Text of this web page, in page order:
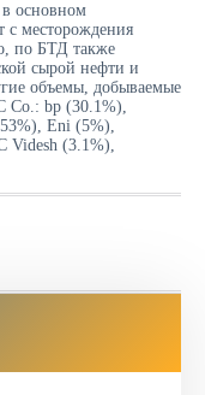
основном
с месторождения
по БТД также
сырой нефти и
объемы, добываемые
Co.: bp (30.1%),
Eni (5%),
Videsh (3.1%),